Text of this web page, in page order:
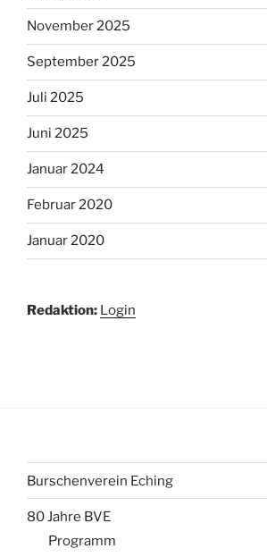
November 2025
September 2025
Juli 2025
Juni 2025
Januar 2024
Februar 2020
Januar 2020
Redaktion: Login
Burschenverein Eching
80 Jahre BVE
Programm